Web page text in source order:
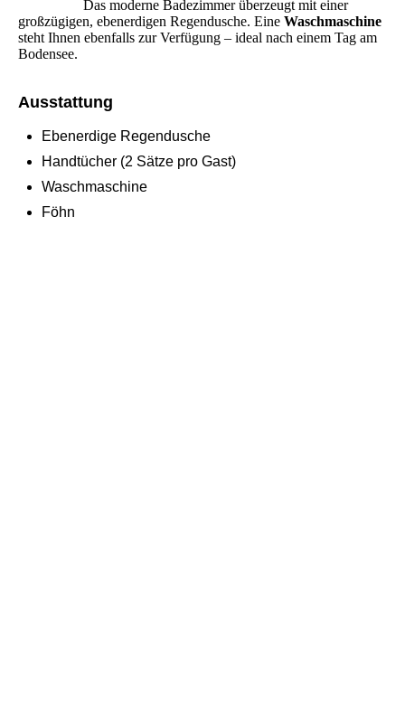
Das moderne Badezimmer überzeugt mit einer
großzügigen, ebenerdigen Regendusche. Eine Waschmaschine
steht Ihnen ebenfalls zur Verfügung – ideal nach einem Tag am
Bodensee.
Ausstattung
Ebenerdige Regendusche
Handtücher (2 Sätze pro Gast)
Waschmaschine
Föhn